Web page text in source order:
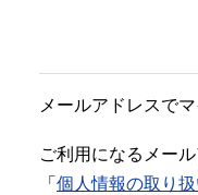
メールアドレスで
ご利用になるメー
「 個人情報の取り